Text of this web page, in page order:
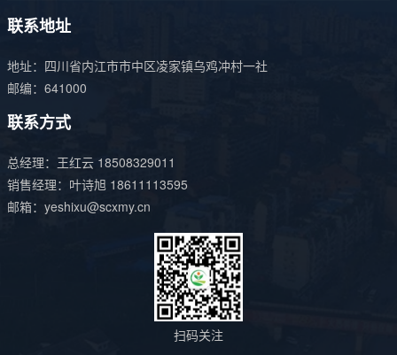
联系地址
地址：四川省内江市市中区凌家镇乌鸡冲村一社
邮编：641000
联系方式
总经理：王红云 18508329011
销售经理：叶诗旭 18611113595
邮箱： yeshixu@scxmy.cn
扫码关注